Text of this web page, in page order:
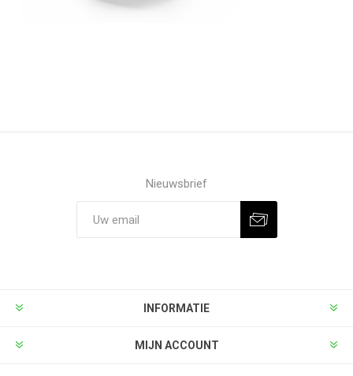
Nieuwsbrief
INFORMATIE
MIJN ACCOUNT